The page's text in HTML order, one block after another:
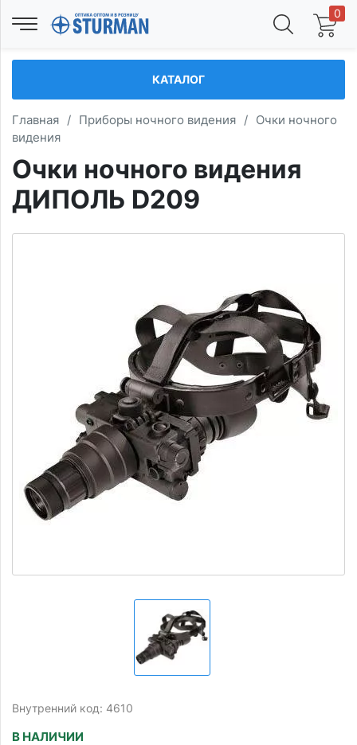
0
КАТАЛОГ
Главная / Приборы ночного видения / Очки ночного
видения
Очки ночного видения
ДИПОЛЬ D209
Внутренний код: 4610
В НАЛИЧИИ